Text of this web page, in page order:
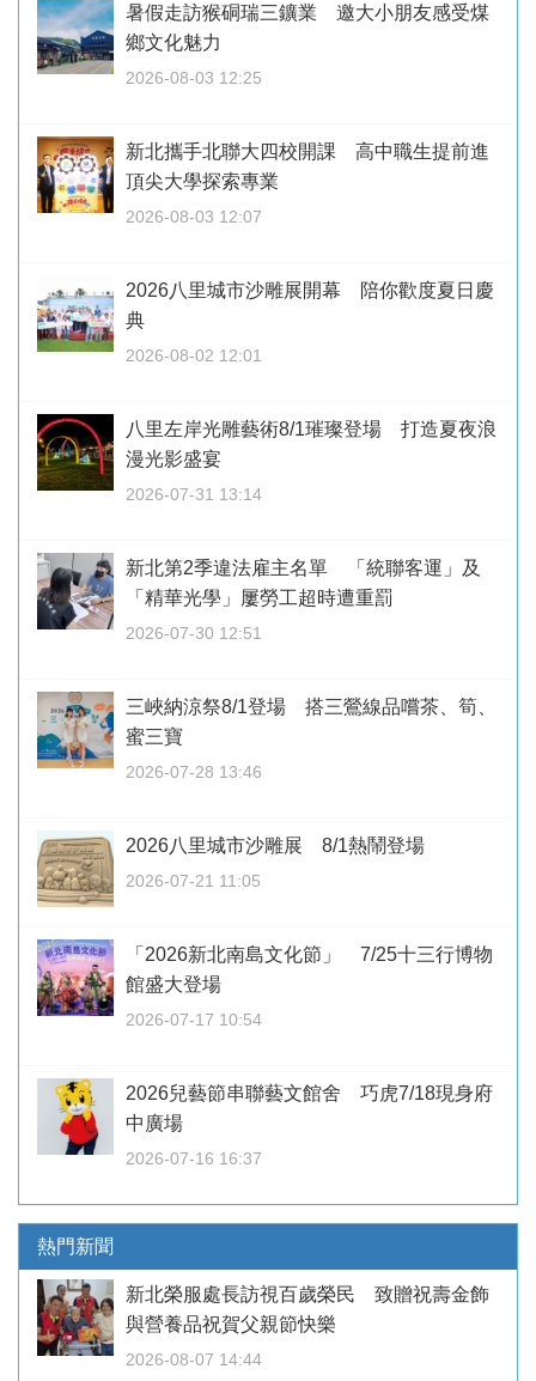
暑假走訪猴硐瑞三鑛業 邀大小朋友感受煤
鄉文化魅力
2026-08-03 12:25
新北攜手北聯大四校開課 高中職生提前進
頂尖大學探索專業
2026-08-03 12:07
2026八里城市沙雕展開幕 陪你歡度夏日慶
典
2026-08-02 12:01
八里左岸光雕藝術8/1璀璨登場 打造夏夜浪
漫光影盛宴
2026-07-31 13:14
新北第2季違法雇主名單 「統聯客運」及
「精華光學」屢勞工超時遭重罰
2026-07-30 12:51
三峽納涼祭8/1登場 搭三鶯線品嚐茶、筍、
蜜三寶
2026-07-28 13:46
2026八里城市沙雕展 8/1熱鬧登場
2026-07-21 11:05
「2026新北南島文化節」 7/25十三行博物
館盛大登場
2026-07-17 10:54
2026兒藝節串聯藝文館舍 巧虎7/18現身府
中廣場
2026-07-16 16:37
熱門新聞
新北榮服處長訪視百歲榮民 致贈祝壽金飾
與營養品祝賀父親節快樂
2026-08-07 14:44